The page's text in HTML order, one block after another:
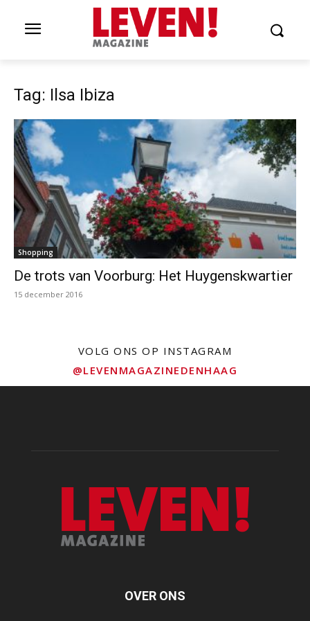
Tag: Ilsa Ibiza
Shopping
De trots van Voorburg: Het Huygenskwartier
15 december 2016
VOLG ONS OP INSTAGRAM
@LEVENMAGAZINEDENHAAG
OVER ONS